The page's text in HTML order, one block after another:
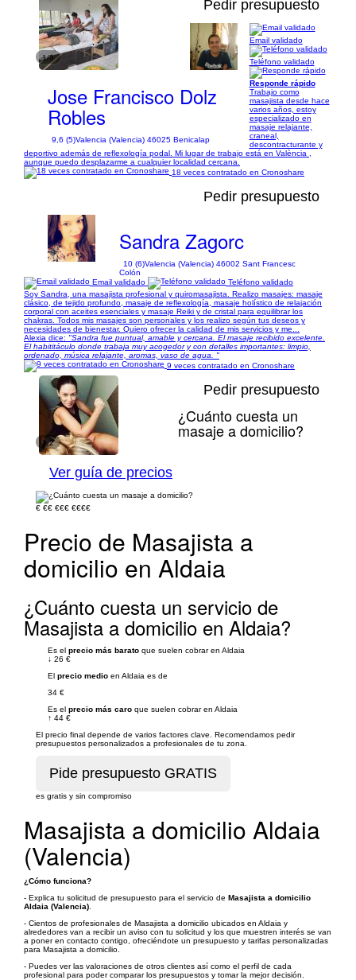
1/8
Pedir presupuesto
Jose Francisco Dolz
Robles
9,6 (5)Valencia (Valencia) 46025 Benicalap
Email validado
Teléfono validado
Responde rápido
Trabajo como
masajista desde hace
varios años, estoy
especializado en
masaje relajante,
craneal,
descontracturante y
deportivo además de reflexología podal. Mi lugar de trabajo está en València ,
aunque puedo desplazarme a cualquier localidad cercana.
18 veces contratado en Cronoshare
Pedir presupuesto
Sandra Zagorc
10 (6)Valencia (Valencia) 46002 Sant Francesc
Colón
Email validado
Teléfono validado
Soy Sandra, una masajista profesional y quiromasajista. Realizo masajes: masaje
clásico, de tejido profundo, masaje de reflexología, masaje holístico de relajación
corporal con aceites esenciales y masaje Reiki y de cristal para equilibrar los
chakras. Todos mis masajes son personales y los realizo según tus deseos y
necesidades de bienestar. Quiero ofrecer la calidad de mis servicios y me...
Alexia dice: "Sandra fue puntual, amable y cercana. El masaje recibido excelente.
El habititáculo donde trabaja muy acogedor y con detalles importantes: limpio,
ordenado, música relajante, aromas, vaso de agua. "
9 veces contratado en Cronoshare
1/2
Pedir presupuesto
¿Cuánto cuesta un
masaje a domicilio?
Ver guía de precios
€ €€ €€€ €€€€
Precio de Masajista a
domicilio en Aldaia
¿Cuánto cuesta un servicio de
Masajista a domicilio en Aldaia?
Es el precio más barato que suelen cobrar en Aldaia
↓ 26 €
El precio medio en Aldaia es de
34 €
Es el precio más caro que suelen cobrar en Aldaia
↑ 44 €
El precio final depende de varios factores clave. Recomendamos pedir
presupuestos personalizados a profesionales de tu zona.
es gratis y sin compromiso
Masajista a domicilio Aldaia
(Valencia)
¿Cómo funciona?
- Explica tu solicitud de presupuesto para el servicio de Masajista a domicilio
Aldaia (Valencia)
- Cientos de profesionales de Masajista a domicilio ubicados en Aldaia y
alrededores van a recibir un aviso con tu solicitud y los que muestren interés se van
a poner en contacto contigo, ofreciéndote un presupuesto y tarifas personalizadas
para Masajista a domicilio.
- Puedes ver las valoraciones de otros clientes así como el perfil de cada
profesional para poder comparar los presupuestos y tomar la mejor decisión.